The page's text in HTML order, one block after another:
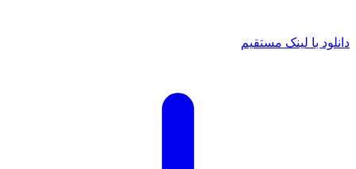
با لینک مستقیم